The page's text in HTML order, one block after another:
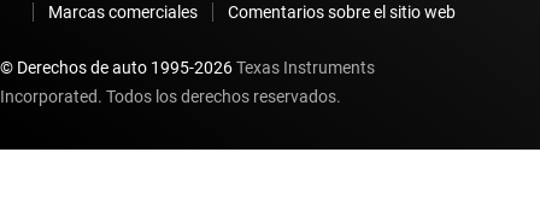
Marcas comerciales
Comentarios sobre el sitio web
© Derechos de auto 1995-2026Texas Instruments
Incorporated. Todos los derechos reservados.